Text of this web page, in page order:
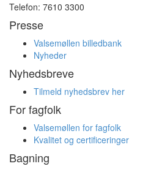
Telefon: 7610 3300
Presse
Valsemøllen billedbank
Nyheder
Nyhedsbreve
Tilmeld nyhedsbrev her
For fagfolk
Valsemøllen for fagfolk
Kvalitet og certificeringer
Bagning